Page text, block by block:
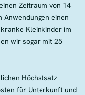
Zeitraum von 14
Anwendungen einen
Kleinkinder im
wir sogar mit 25
Höchstsatz
für Unterkunft und